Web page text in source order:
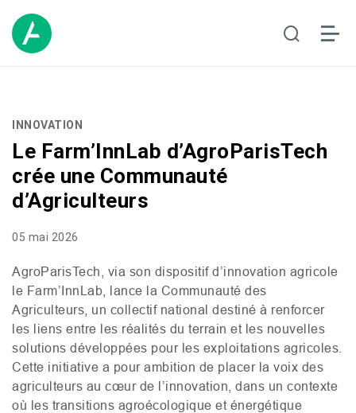
INNOVATION
Le Farm’InnLab d’AgroParisTech
crée une Communauté
d’Agriculteurs
05 mai 2026
AgroParisTech, via son dispositif d’innovation agricole
le Farm’InnLab, lance la Communauté des
Agriculteurs, un collectif national destiné à renforcer
les liens entre les réalités du terrain et les nouvelles
solutions développées pour les exploitations agricoles.
Cette initiative a pour ambition de placer la voix des
agriculteurs au cœur de l’innovation, dans un contexte
où les transitions agroécologique et énergétique